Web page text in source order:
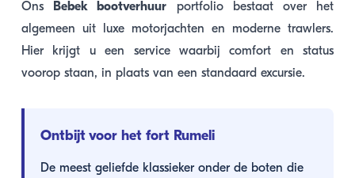
Ons Bebek bootverhuur portfolio bestaat over het
algemeen uit luxe motorjachten en moderne trawlers.
Hier krijgt u een service waarbij comfort en status
voorop staan, in plaats van een standaard excursie.
Ontbijt voor het fort Rumeli
De meest geliefde klassieker onder de boten die